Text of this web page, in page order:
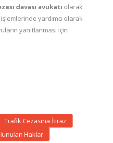
davası avukatı olarak
yardımcı olarak
yanıtlanması için
Trafik Cezasına İtiraz
Haklar